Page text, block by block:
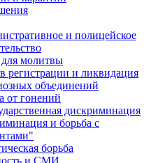
и полицейское
молитвы
регистрации и ликвидация
объединений
от гонений
дискриминация
и борьба с
борьба
и СМИ